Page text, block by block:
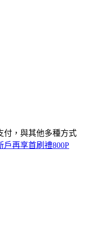
付，與其他多種方式
戶再享首刷禮800P